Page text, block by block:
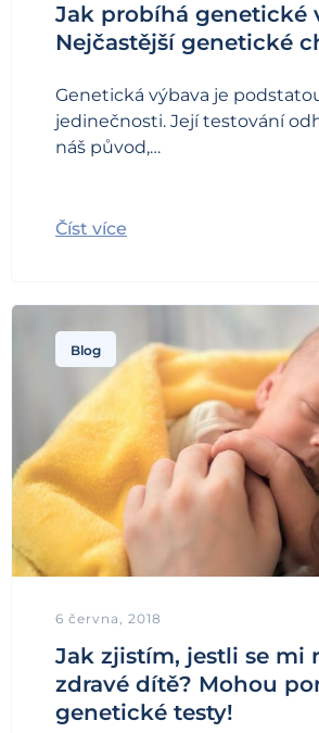
Jak probíhá genetické
Nejčastější genetické
Genetická výbava je
jedinečnosti. Její testování
náš původ,…
Číst více
Blog
6 června, 2018
Jak zjistím, jestli se mi
zdravé dítě? Mohou
genetické testy!